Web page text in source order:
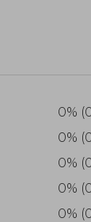
0%
0%
0%
0%
0%